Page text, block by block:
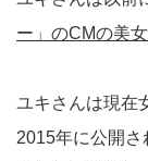
ー」のCMの美女
ユキさんは現在
2015年に公開